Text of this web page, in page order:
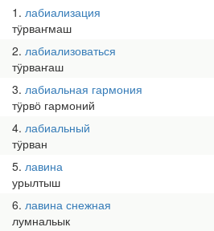
1 лабиализация
тӱрваҥмаш
2 лабиализоваться
тӱрваҥаш
3 лабиальная гармония
тӱрвӧ гармоний
4 лабиальный
тӱрван
5 лавина
урылтыш
6 лавина снежная
лумнальык